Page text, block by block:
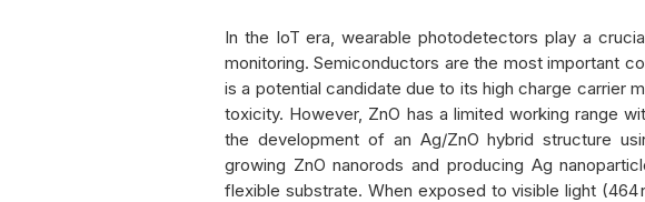
In the IoT era, wearable photodetectors play a
monitoring. Semiconductors are the most important
is a potential candidate due to its high charge carrier
toxicity. However, ZnO has a limited working range
the development of an Ag/ZnO hybrid structure
growing ZnO nanorods and producing Ag
flexible substrate. When exposed to visible light